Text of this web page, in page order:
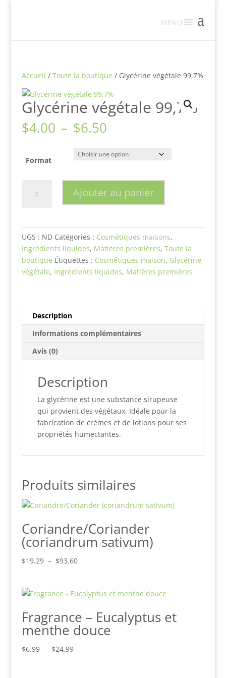
MENU
Accueil / Toute la boutique / Glycérine végétale 99,7%
Glycérine végétale 99,7%
$4.00 – $6.50Plage
prix :
$4.00
$6.50
Format
Ajouter au panier
UGS : ND Catégories : Cosmétiques maisons,
Ingrédients liquides, Matières premières, Toute la
boutique Étiquettes : Cosmétiques maison, Glycérine
végétale, Ingrédients liquides, Matières premières
Description
Informations complémentaires
Avis (0)
Description
La glycérine est une substance sirupeuse
qui provient des végétaux. Idéale pour la
fabrication de crèmes et de lotions pour ses
propriétés humectantes.
Produits similaires
Coriandre/Coriander
(coriandrum sativum)
$19.29 – $93.60Plage
$19.29
$93.60
Fragrance – Eucalyptus et
menthe douce
$6.99 – $24.99Plage